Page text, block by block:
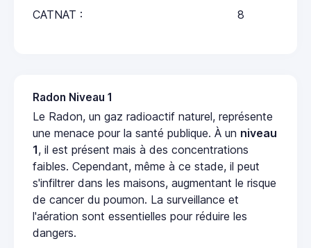
CATNAT : 8
Radon Niveau 1
Le Radon, un gaz radioactif naturel, représente
une menace pour la santé publique. À un niveau
1, il est présent mais à des concentrations
faibles. Cependant, même à ce stade, il peut
s'infiltrer dans les maisons, augmentant le risque
de cancer du poumon. La surveillance et
l'aération sont essentielles pour réduire les
dangers.